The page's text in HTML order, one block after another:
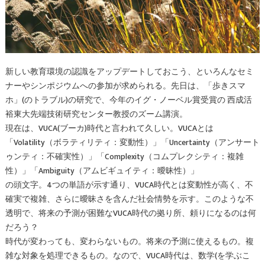
新しい教育環境の認識をアップデートしておこう、といろんなセミ
ナーやシンポジウムへの参加が求められる。先日は、「歩きスマ
ホ」(のトラブル)の研究で、今年のイグ・ノーベル賞受賞の 西成活
裕東大先端技術研究センター教授のズーム講演。
現在は、VUCA(ブーカ)時代と言われて久しい。VUCAとは
「Volatility（ボラティリティ：変動性）」「Uncertainty（アンサート
ゥンティ：不確実性）」「Complexity（コムプレクシティ：複雑
性）」「Ambiguity（アムビギュイティ：曖昧性）」
の頭文字。4つの単語が示す通り、VUCA時代とは変動性が高く、不
確実で複雑、さらに曖昧さを含んだ社会情勢を示す。このような不
透明で、将来の予測が困難なVUCA時代の拠り所、頼りになるのは何
だろう？
時代が変わっても、変わらないもの。将来の予測に使えるもの。複
雑な対象を処理できるもの。なので、VUCA時代は、数学(を学ぶこ